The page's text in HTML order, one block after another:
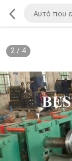
2/ 4